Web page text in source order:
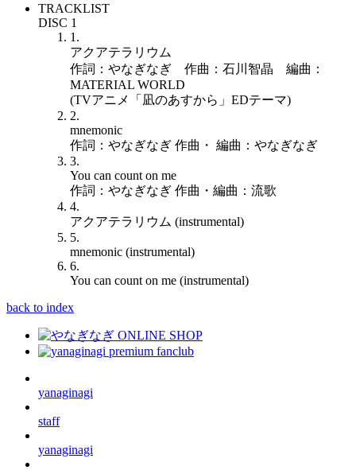
TRACKLIST
DISC 1
1.
アクアテラリウム
作詞：やなぎなぎ 作曲：石川智晶 編曲：
MATERIAL WORLD
(TVアニメ「凪のあすから」EDテーマ)
2.
mnemonic
作詞：やなぎなぎ 作曲・ 編曲：やなぎなぎ
3.
You can count on me
作詞：やなぎなぎ 作曲・編曲：流歌
4.
アクアテラリウム (instrumental)
5.
mnemonic (instrumental)
6.
You can count on me (instrumental)
back to index
yanaginagi
staff
yanaginagi